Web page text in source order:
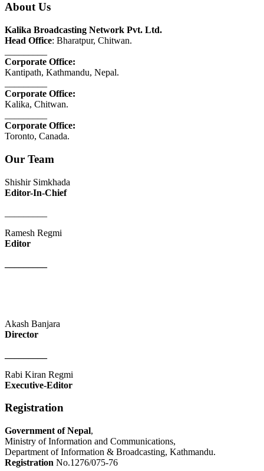
About Us
Kalika Broadcasting Network Pvt. Ltd.
Head Office: Bharatpur, Chitwan.
Corporate Office:
Kantipath, Kathmandu, Nepal.
Corporate Office:
Kalika, Chitwan.
Corporate Office:
Toronto, Canada.
Our Team
Shishir Simkhada
Editor-In-Chief
Ramesh Regmi
Editor
Akash Banjara
Director
Rabi Kiran Regmi
Executive-Editor
Registration
Government of Nepal,
Ministry of Information and Communications,
Department of Information & Broadcasting, Kathmandu.
Registration No.1276/075-76